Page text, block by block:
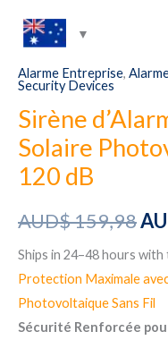
Alarme Entreprise,
Security Devices
Sirène
Solaire
120 dB
AUD$159,98
Ships in 24–48 hours
Protection Maximale
Photovoltaique Sans Fil
Sécurité Renforcée